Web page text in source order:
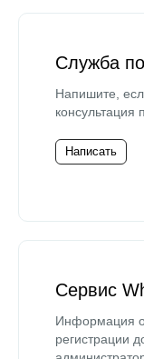
Служба
Напишите,
консультация
Написать
Сервис
Информация о
регистрации